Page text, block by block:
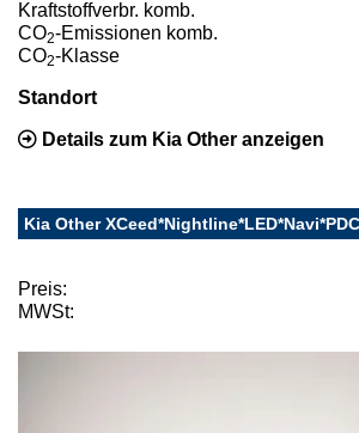
Kraftstoffverbr. komb.
CO2-Emissionen komb.
CO2-Klasse
Standort
Details zum Kia Other anzeigen
Kia Other
Preis:
MWSt: